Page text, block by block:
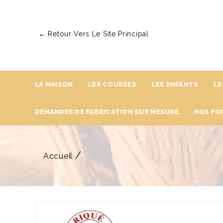
← Retour Vers Le Site Principal
LA MAISON LES COURSES LES ENFANTS
DEMANDES DE FABRICATION SUR MESURE NOS
Accueil